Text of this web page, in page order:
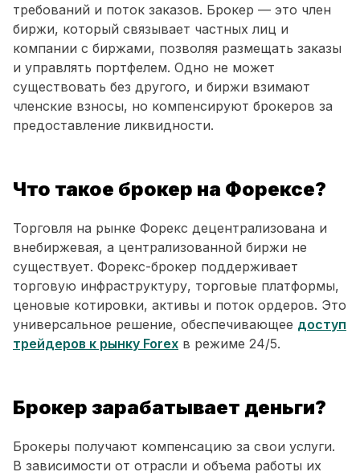
требований и поток заказов. Брокер — это член
биржи, который связывает частных лиц и
компании с биржами, позволяя размещать заказы
и управлять портфелем. Одно не может
существовать без другого, и биржи взимают
членские взносы, но компенсируют брокеров за
предоставление ликвидности.
Что такое брокер на Форексе?
Торговля на рынке Форекс децентрализована и
внебиржевая, а централизованной биржи не
существует. Форекс-брокер поддерживает
торговую инфраструктуру, торговые платформы,
ценовые котировки, активы и поток ордеров. Это
универсальное решение, обеспечивающее доступ
трейдеров к рынку Forex в режиме 24/5.
Брокер зарабатывает деньги?
Брокеры получают компенсацию за свои услуги.
В зависимости от отрасли и объема работы их